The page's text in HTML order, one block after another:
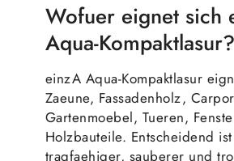
Wofuer eignet sich
Aqua-Kompaktlasur?
einzA Aqua-Kompaktlasur
Zaeune, Fassadenholz,
Gartenmoebel, Tueren,
Holzbauteile. Entscheidend
tragfaehiger, sauberer und